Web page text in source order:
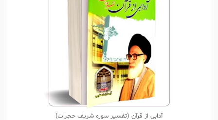
آدابی از قرآن (تفسیر سوره شریف حجرات)